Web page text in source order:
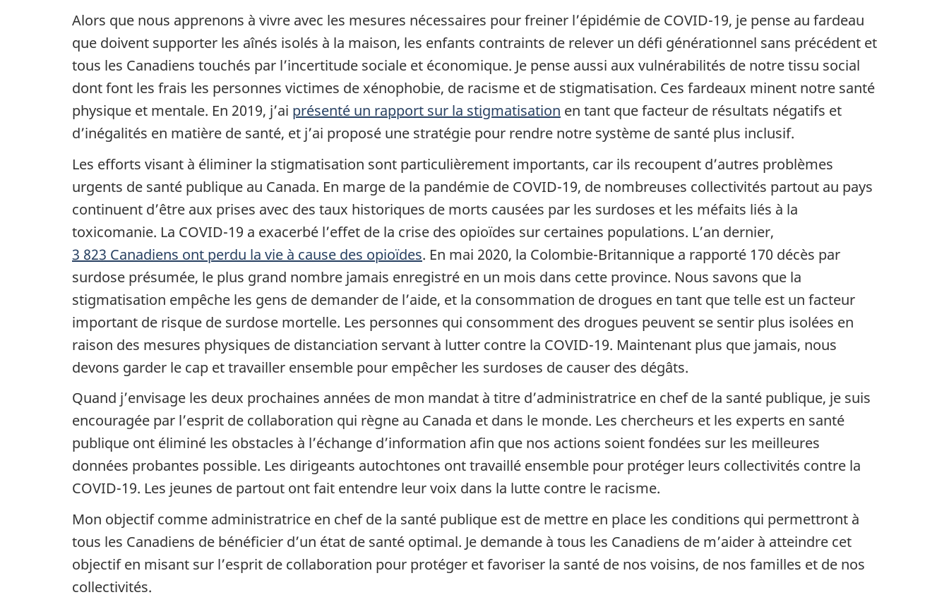
Alors que nous apprenons à vivre avec les mesures nécessaires pour freiner l’épidémie de COVID-19, je pense au fardeau
que doivent supporter les aînés isolés à la maison, les enfants contraints de relever un défi générationnel sans précédent et
tous les Canadiens touchés par l’incertitude sociale et économique. Je pense aussi aux vulnérabilités de notre tissu social
dont font les frais les personnes victimes de xénophobie, de racisme et de stigmatisation. Ces fardeaux minent notre santé
physique et mentale. En 2019, j’ai présenté un rapport sur la stigmatisation en tant que facteur de résultats négatifs et
d’inégalités en matière de santé, et j’ai proposé une stratégie pour rendre notre système de santé plus inclusif.
Les efforts visant à éliminer la stigmatisation sont particulièrement importants, car ils recoupent d’autres problèmes
urgents de santé publique au Canada. En marge de la pandémie de COVID-19, de nombreuses collectivités partout au pays
continuent d’être aux prises avec des taux historiques de morts causées par les surdoses et les méfaits liés à la
toxicomanie. La COVID-19 a exacerbé l’effet de la crise des opioïdes sur certaines populations. L’an dernier,
3 823 Canadiens ont perdu la vie à cause des opioïdes. En mai 2020, la Colombie-Britannique a rapporté 170 décès par
surdose présumée, le plus grand nombre jamais enregistré en un mois dans cette province. Nous savons que la
stigmatisation empêche les gens de demander de l’aide, et la consommation de drogues en tant que telle est un facteur
important de risque de surdose mortelle. Les personnes qui consomment des drogues peuvent se sentir plus isolées en
raison des mesures physiques de distanciation servant à lutter contre la COVID-19. Maintenant plus que jamais, nous
devons garder le cap et travailler ensemble pour empêcher les surdoses de causer des dégâts.
Quand j’envisage les deux prochaines années de mon mandat à titre d’administratrice en chef de la santé publique, je suis
encouragée par l’esprit de collaboration qui règne au Canada et dans le monde. Les chercheurs et les experts en santé
publique ont éliminé les obstacles à l’échange d’information afin que nos actions soient fondées sur les meilleures
données probantes possible. Les dirigeants autochtones ont travaillé ensemble pour protéger leurs collectivités contre la
COVID-19. Les jeunes de partout ont fait entendre leur voix dans la lutte contre le racisme.
Mon objectif comme administratrice en chef de la santé publique est de mettre en place les conditions qui permettront à
tous les Canadiens de bénéficier d’un état de santé optimal. Je demande à tous les Canadiens de m’aider à atteindre cet
objectif en misant sur l’esprit de collaboration pour protéger et favoriser la santé de nos voisins, de nos familles et de nos
collectivités.